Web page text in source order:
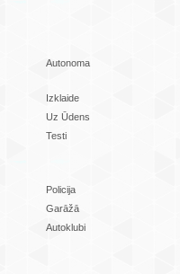
Autonoma
Izklaide
Uz Ūdens
Testi
Policija
Garāžā
Autoklubi